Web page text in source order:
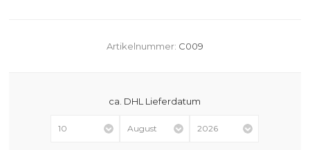
Artikelnummer: C009
ca. DHL Lieferdatum